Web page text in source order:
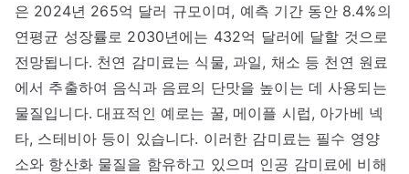
은 2024년 265억 달러 규모이며, 예측 기간 동안 8.4%의
연평균 성장률로 2030년에는 432억 달러에 달할 것으로
전망됩니다. 천연 감미료는 식물, 과일, 채소 등 천연 원료
에서 추출하여 음식과 음료의 단맛을 높이는 데 사용되는
물질입니다. 대표적인 예로는 꿀, 메이플 시럽, 아가베 넥
타, 스테비아 등이 있습니다. 이러한 감미료는 필수 영양
소와 항산화 물질을 함유하고 있으며 인공 감미료에 비해